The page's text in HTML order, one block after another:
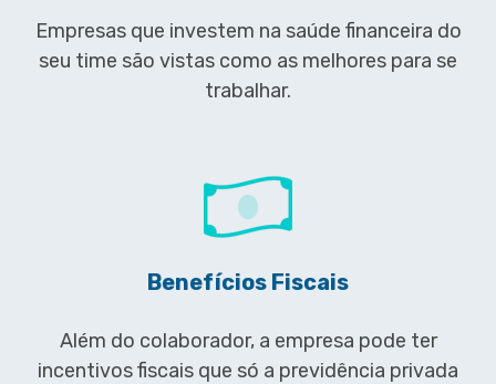
Empresas que investem na saúde financeira do
seu time são vistas como as melhores para se
trabalhar.
Benefícios Fiscais
Além do colaborador, a empresa pode ter
incentivos fiscais que só a previdência privada